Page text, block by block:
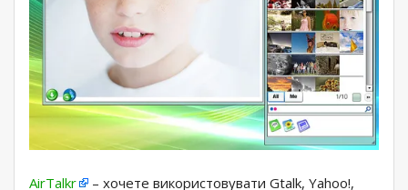
AirTalkr
– хочете використовувати Gtalk, Yahoo!,